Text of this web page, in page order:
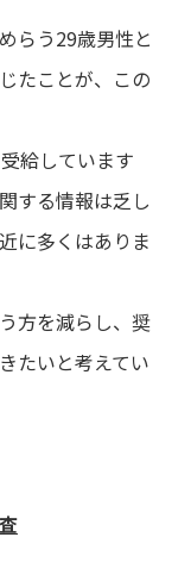
らう29歳男性と
たことが、この
給しています
する情報は乏し
に多くはありま
方を減らし、奨
たいと考えてい